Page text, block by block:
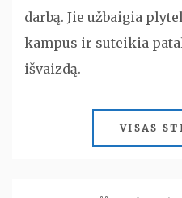
darbą. Jie užbaigia
kampus ir suteikia
išvaizdą.
VISAS